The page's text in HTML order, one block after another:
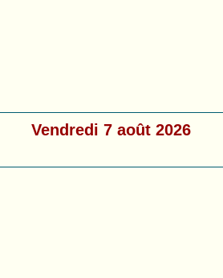
Vendredi 7 août 2026